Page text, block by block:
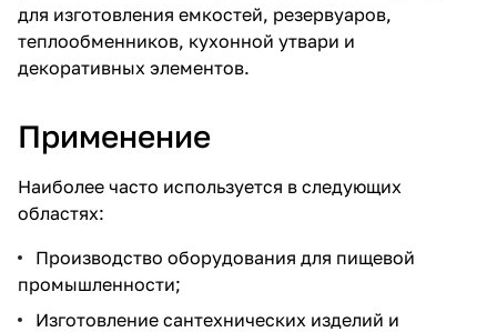
для изготовления емкостей, резервуаров,
теплообменников, кухонной утвари и
декоративных элементов.
Применение
Наиболее часто используется в следующих
областях:
Производство оборудования для пищевой
промышленности;
Изготовление сантехнических изделий и